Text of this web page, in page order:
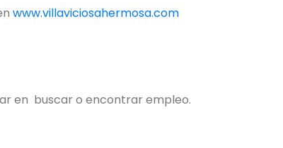
www.villaviciosahermosa.com
en buscar o encontrar empleo.